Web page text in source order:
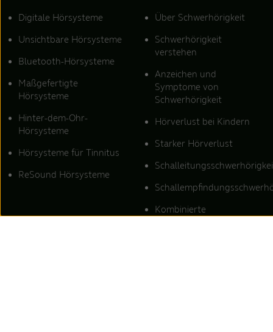
Digitale Hörsysteme
Unsichtbare Hörsysteme
Bluetooth-Hörsysteme
Maßgefertigte
Hörsysteme
Hinter-dem-Ohr-
Hörsysteme
Hörsysteme für Tinnitus
ReSound Hörsysteme
Über Schwerhörigkeit
Schwerhörigkeit
verstehen
Anzeichen und
Symptome von
Schwerhörigkeit
Hörverlust bei Kindern
Starker Hörverlust
Kombinierte